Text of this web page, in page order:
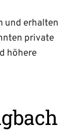
und erhalten
private
höhere